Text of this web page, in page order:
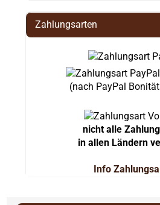
Zahlungsarten
(nach PayPal
nicht alle
in allen Ländern
Info